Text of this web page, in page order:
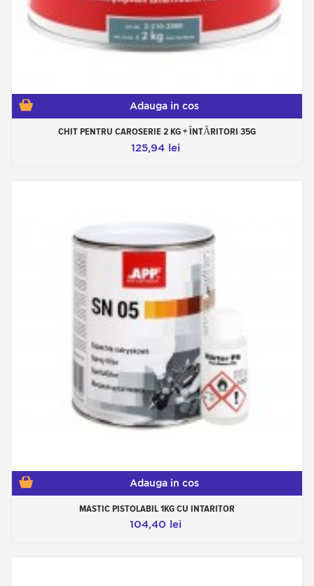
Adauga in cos
CHIT PENTRU CAROSERIE 2 KG + ÎNTĂRITORI 35G
125,94 lei
Adauga in cos
MASTIC PISTOLABIL 1KG CU INTARITOR
104,40 lei